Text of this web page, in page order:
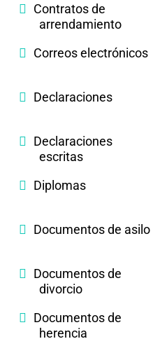
Contratos de
arrendamiento
Correos electrónicos
Declaraciones
Declaraciones
escritas
Diplomas
Documentos de asilo
Documentos de
divorcio
Documentos de
herencia